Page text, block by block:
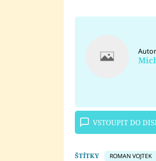
VSTOUPIT DO
ŠTÍTKY ROMAN VOJTEK